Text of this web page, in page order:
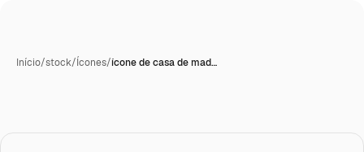
Início/stock/Ícones/ícone de casa de mad…